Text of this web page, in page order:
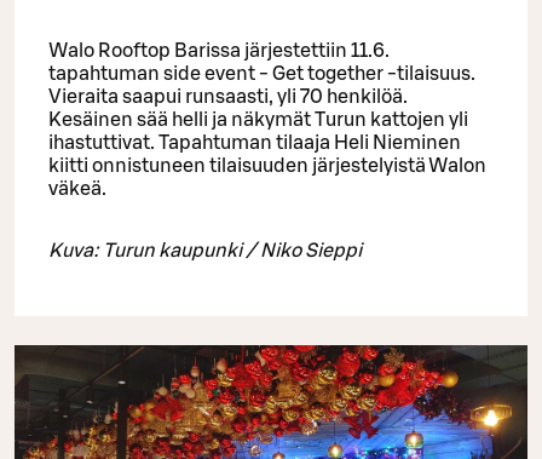
Walo Rooftop Barissa järjestettiin 11.6.
tapahtuman side event - Get together -tilaisuus.
Vieraita saapui runsaasti, yli 70 henkilöä.
Kesäinen sää helli ja näkymät Turun kattojen yli
ihastuttivat. Tapahtuman tilaaja Heli Nieminen
kiitti onnistuneen tilaisuuden järjestelyistä Walon
väkeä.
Kuva: Turun kaupunki / Niko Sieppi